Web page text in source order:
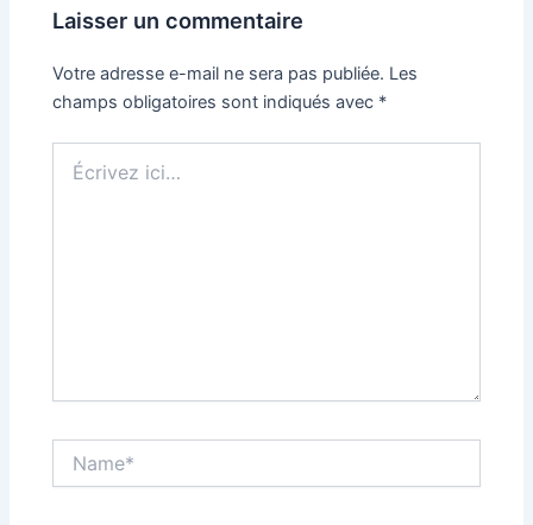
Laisser un commentaire
Votre adresse e-mail ne sera pas publiée. Les
champs obligatoires sont indiqués avec *
ici…